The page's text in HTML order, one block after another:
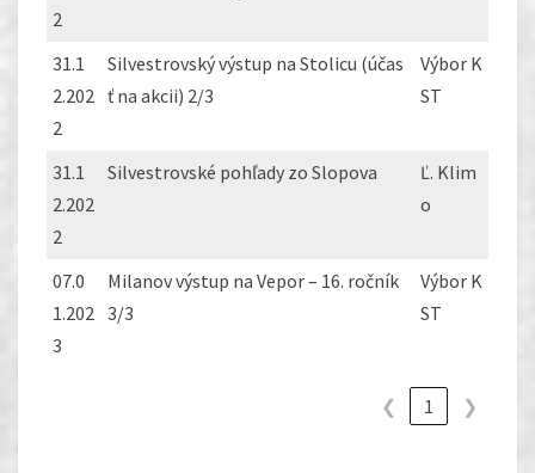
2
31.1
2.202
2
Silvestrovský výstup na Stolicu (účas
ť na akcii) 2/3
Výbor K
ST
31.1
2.202
2
Silvestrovské pohľady zo Slopova
Ľ. Klim
o
07.0
1.202
3
Milanov výstup na Vepor – 16. ročník
3/3
Výbor K
ST
❮ 1 ❯